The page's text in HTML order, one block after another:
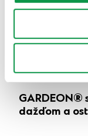
GARDEON®
dažďom a